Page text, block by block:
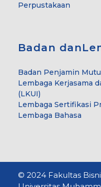
Perpustakaan
Badan
Badan Penjamin Mutu
Lembaga Kerjasama
(LKUI)
Lembaga Sertifikasi
Lembaga Bahasa
© 2024 Fakultas